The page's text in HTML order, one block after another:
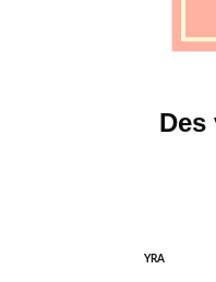
Des
YRA